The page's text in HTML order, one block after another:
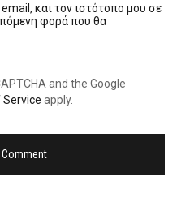
και τον ιστότοπο μου σε
φορά που θα
and the Google
apply.